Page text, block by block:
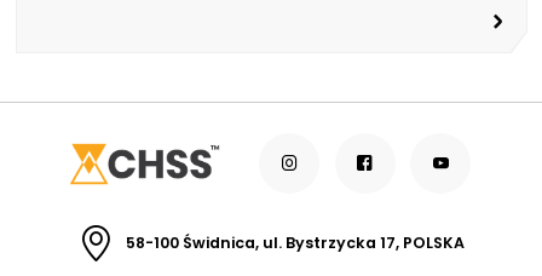
58-100 Świdnica, ul. Bystrzycka 17, POLSKA